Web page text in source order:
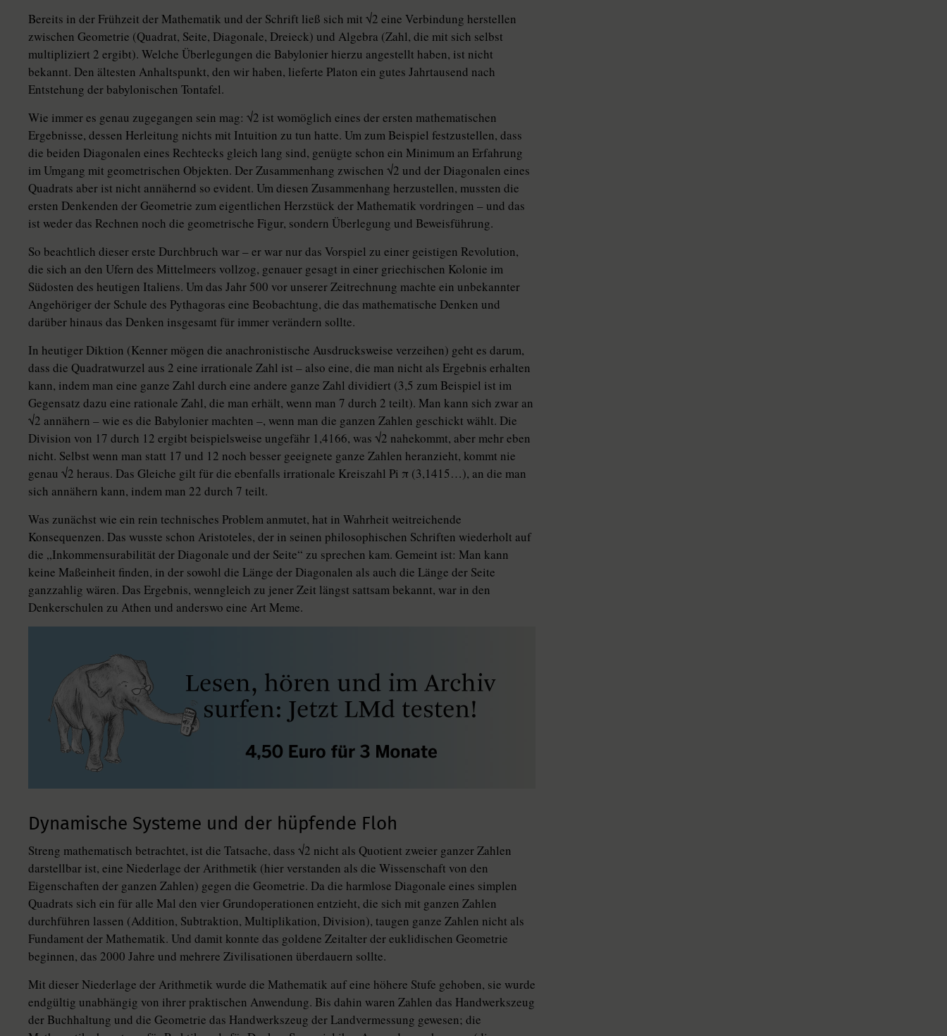
Bereits in der Frühzeit der Mathematik und der Schrift ließ sich mit √2 eine Verbindung herstellen
zwischen Geometrie (Quadrat, Seite, Diagonale, Dreieck) und Algebra (Zahl, die mit sich selbst
multipliziert 2 ergibt). Welche Überlegungen die Babylonier hierzu angestellt haben, ist nicht
bekannt. Den ältesten Anhaltspunkt, den wir haben, lieferte Platon ein gutes Jahrtausend nach
Entstehung der babylonischen Tontafel.
Wie immer es genau zugegangen sein mag: √2 ist womöglich eines der ersten mathematischen
Ergebnisse, dessen Herleitung nichts mit Intuition zu tun hatte. Um zum Beispiel festzustellen, dass
die beiden Diagonalen eines Rechtecks gleich lang sind, genügte schon ein Minimum an Erfahrung
im Umgang mit geometrischen Objekten. Der Zusammenhang zwischen √2 und der Diagonalen eines
Quadrats aber ist nicht annähernd so evident. Um diesen Zusammenhang herzustellen, mussten die
ersten Denkenden der Geometrie zum eigentlichen Herzstück der Mathematik vordringen – und das
ist weder das Rechnen noch die geo­me­tri­sche Figur, sondern Überlegung und Beweisführung.
So beachtlich dieser erste Durchbruch war – er war nur das Vorspiel zu einer geistigen Revolution,
die sich an den Ufern des Mittelmeers vollzog, genauer gesagt in einer griechischen Kolonie im
Südosten des heutigen Ita­liens. Um das Jahr 500 vor unserer Zeitrechnung machte ein unbekannter
Angehöriger der Schule des Pythagoras eine Beobachtung, die das mathematische Denken und
darüber hinaus das Denken insgesamt für immer verändern sollte.
In heutiger Diktion (Kenner mögen die anachronistische Ausdrucksweise verzeihen) geht es darum,
dass die Quadratwurzel aus 2 eine irrationale Zahl ist – also eine, die man nicht als Ergebnis erhalten
kann, indem man eine ganze Zahl durch eine andere ganze Zahl dividiert (3,5 zum Beispiel ist im
Gegensatz dazu eine rationale Zahl, die man erhält, wenn man 7 durch 2 teilt). Man kann sich zwar an
√2 annähern – wie es die Babylonier machten –, wenn man die ganzen Zahlen geschickt wählt. Die
Division von 17 durch 12 ergibt beispielsweise ungefähr 1,4166, was √2 nahekommt, aber mehr eben
nicht. Selbst wenn man statt 17 und 12 noch besser geeignete ganze Zahlen heranzieht, kommt nie
genau √2 heraus. Das Gleiche gilt für die ebenfalls irra­tio­nale Kreiszahl Pi π (3,1415…), an die man
sich annähern kann, indem man 22 durch 7 teilt.
Was zunächst wie ein rein technisches Problem anmutet, hat in Wahrheit weitreichende
Konsequenzen. Das wusste schon Aristoteles, der in seinen philosophischen Schriften wiederholt auf
die „Inkommensurabilität der Diagonale und der Seite“ zu sprechen kam. Gemeint ist: Man kann
keine Maßeinheit finden, in der sowohl die Länge der Diagonalen als auch die Länge der Seite
ganzzahlig wären. Das Ergebnis, wenngleich zu jener Zeit längst sattsam bekannt, war in den
Denkerschulen zu Athen und anderswo eine Art Meme.
Dynamische Systeme und der hüpfende Floh
Streng mathematisch betrachtet, ist die Tatsache, dass √2 nicht als Quotient zweier ganzer Zahlen
darstellbar ist, eine Niederlage der Arithmetik (hier verstanden als die Wissenschaft von den
Eigenschaften der ganzen Zahlen) gegen die Geometrie. Da die harmlose Diagonale eines simplen
Quadrats sich ein für alle Mal den vier Grundoperationen entzieht, die sich mit ganzen Zahlen
durchführen lassen (Addition, Subtraktion, Multiplikation, Division), taugen ganze Zahlen nicht als
Fundament der Mathematik. Und damit konnte das goldene Zeitalter der euklidischen Geometrie
beginnen, das 2000 Jahre und mehrere Zivilisationen überdauern sollte.
Mit dieser Niederlage der Arithmetik wurde die Mathematik auf eine höhere Stufe gehoben, sie wurde
endgültig unabhängig von ihrer praktischen Anwendung. Bis dahin waren Zahlen das Handwerkszeug
der Buchhaltung und die Geometrie das Handwerkszeug der Landvermessung gewesen; die